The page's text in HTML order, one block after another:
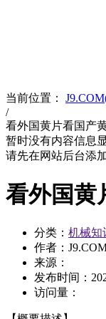
当前位置：
/
看外国黄片看国产
暂时没有内容信息
请先在网站后台添
看外国黄
分类： 机械知
作者：
来源：
发布时间：
访问量：